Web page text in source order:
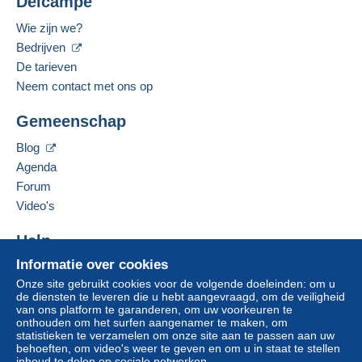
Voldoen aan de voorwaarden:
van een aankoop ter waarde van € 80,00.
Voor meer zekerheid vraagt de verkoper u te
voor de aankopen:
Zone 1
Zone 2
Deze zone omvatéén land.
Betaalmiddelen:
Gesproken talen:
Frans,
Adres van de onderneming:
RATHAUSPLATZ 3
D-79576
Deze verkoper toevoegen aan mijn favorieten
Informatie over cookies
Onze site gebruikt cookies voor de volgende doeleinden: om u
de diensten te leveren die u hebt aangevraagd, om de veiligheid
van ons platform te garanderen, om uw voorkeuren te
onthouden om het surfen aangenamer te maken, om
statistieken te verzamelen om onze site aan te passen aan uw
behoeften, om video's weer te geven en om u in staat te stellen
Wie zijn we?
Bedrijven
De tarieven
Neem contact met ons op
Gemeenschap
Blog
Agenda
Forum
Video's
Help
Hulpcentrum
Kopen op Delcampe
Verkopen op Delcampe
Een beveiligde website